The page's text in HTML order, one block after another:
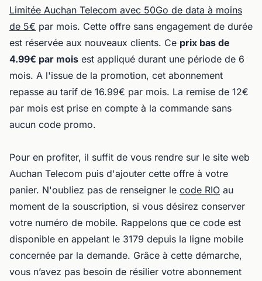
Limitée Auchan Telecom avec 50Go de data à moins
de 5€ par mois. Cette offre sans engagement de durée
est réservée aux nouveaux clients. Ce prix bas de
4.99€ par mois est appliqué durant une période de 6
mois. A l'issue de la promotion, cet abonnement
repasse au tarif de 16.99€ par mois. La remise de 12€
par mois est prise en compte à la commande sans
aucun code promo.
Pour en profiter, il suffit de vous rendre sur le site web
Auchan Telecom puis d'ajouter cette offre à votre
panier. N'oubliez pas de renseigner le code RIO au
moment de la souscription, si vous désirez conserver
votre numéro de mobile. Rappelons que ce code est
disponible en appelant le 3179 depuis la ligne mobile
concernée par la demande. Grâce à cette démarche,
vous n’avez pas besoin de résilier votre abonnement